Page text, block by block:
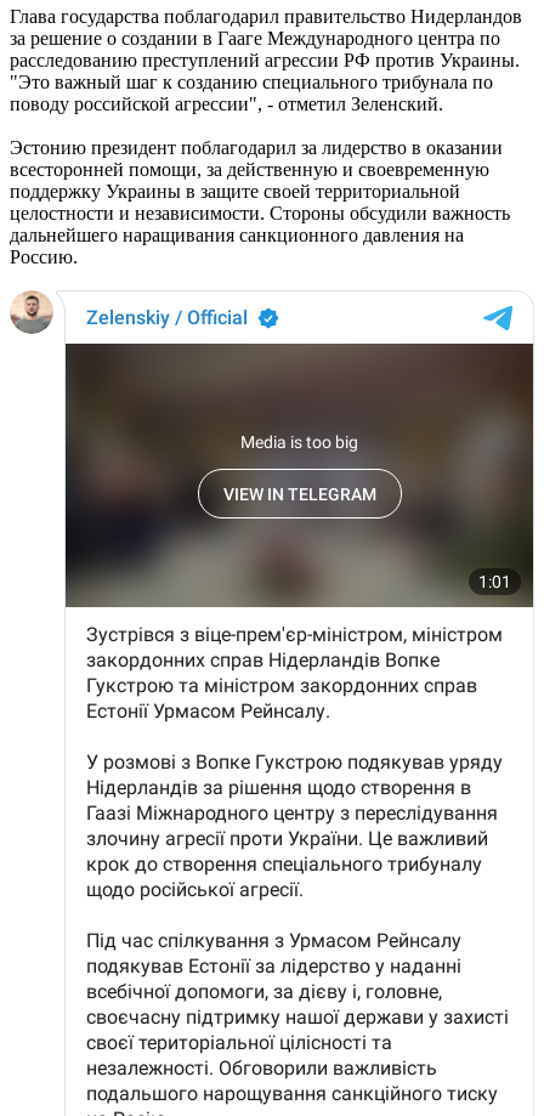
Глава государства поблагодарил правительство Нидерландов
за решение о создании в Гааге Международного центра по
расследованию преступлений агрессии РФ против Украины.
"Это важный шаг к созданию специального трибунала по
поводу российской агрессии", - отметил Зеленский.
Эстонию президент поблагодарил за лидерство в оказании
всесторонней помощи, за действенную и своевременную
поддержку Украины в защите своей территориальной
целостности и независимости. Стороны обсудили важность
дальнейшего наращивания санкционного давления на
Россию.